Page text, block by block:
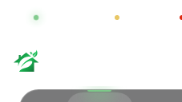
GLOBAL